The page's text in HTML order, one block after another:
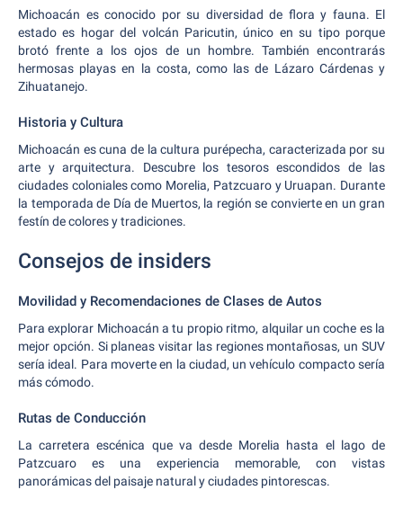
Michoacán es conocido por su diversidad de flora y fauna. El
estado es hogar del volcán Paricutin, único en su tipo porque
brotó frente a los ojos de un hombre. También encontrarás
hermosas playas en la costa, como las de Lázaro Cárdenas y
Zihuatanejo.
Historia y Cultura
Michoacán es cuna de la cultura purépecha, caracterizada por su
arte y arquitectura. Descubre los tesoros escondidos de las
ciudades coloniales como Morelia, Patzcuaro y Uruapan. Durante
la temporada de Día de Muertos, la región se convierte en un gran
festín de colores y tradiciones.
Consejos de insiders
Movilidad y Recomendaciones de Clases de Autos
Para explorar Michoacán a tu propio ritmo, alquilar un coche es la
mejor opción. Si planeas visitar las regiones montañosas, un SUV
sería ideal. Para moverte en la ciudad, un vehículo compacto sería
más cómodo.
Rutas de Conducción
La carretera escénica que va desde Morelia hasta el lago de
Patzcuaro es una experiencia memorable, con vistas
panorámicas del paisaje natural y ciudades pintorescas.